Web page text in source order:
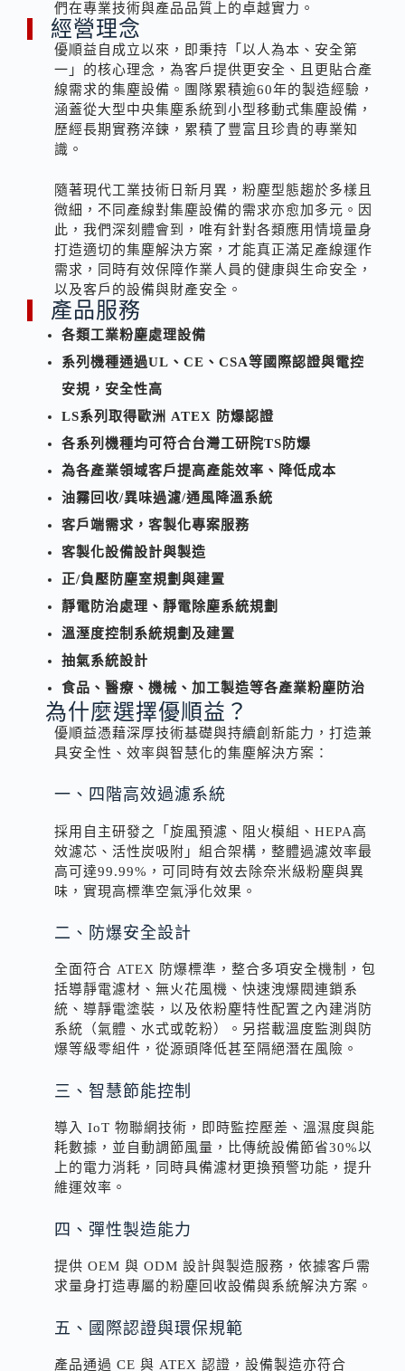
們在專業技術與產品品質上的卓越實力。
經營理念
優順益自成立以來，即秉持「以人為本、安全第
一」的核心理念，為客戶提供更安全、且更貼合產
線需求的集塵設備。團隊累積逾60年的製造經驗，
涵蓋從大型中央集塵系統到小型移動式集塵設備，
歷經長期實務淬鍊，累積了豐富且珍貴的專業知
識。
隨著現代工業技術日新月異，粉塵型態趨於多樣且
微細，不同產線對集塵設備的需求亦愈加多元。因
此，我們深刻體會到，唯有針對各類應用情境量身
打造適切的集塵解決方案，才能真正滿足產線運作
需求，同時有效保障作業人員的健康與生命安全，
以及客戶的設備與財產安全。
產品服務
各類工業粉塵處理設備
系列機種通過UL、CE、CSA等國際認證與電控
安規，安全性高
LS系列取得歐洲 ATEX 防爆認證
各系列機種均可符合台灣工研院TS防爆
為各產業領域客戶提高產能效率、降低成本
油霧回收/異味過濾/通風降溫系統
客戶端需求，客製化專案服務
客製化設備設計與製造
正/負壓防塵室規劃與建置
靜電防治處理、靜電除塵系統規劃
溫溼度控制系統規劃及建置
抽氣系統設計
食品、醫療、機械、加工製造等各產業粉塵防治
為什麼選擇優順益？
優順益憑藉深厚技術基礎與持續創新能力，打造兼
具安全性、效率與智慧化的集塵解決方案：
一、四階高效過濾系統
採用自主研發之「旋風預濾、阻火模組、HEPA高
效濾芯、活性炭吸附」組合架構，整體過濾效率最
高可達99.99%，可同時有效去除奈米級粉塵與異
味，實現高標準空氣淨化效果。
二、防爆安全設計
全面符合 ATEX 防爆標準，整合多項安全機制，包
括導靜電濾材、無火花風機、快速洩爆閥連鎖系
統、導靜電塗裝，以及依粉塵特性配置之內建消防
系統（氣體、水式或乾粉）。另搭載溫度監測與防
爆等級零組件，從源頭降低甚至隔絕潛在風險。
三、智慧節能控制
導入 IoT 物聯網技術，即時監控壓差、溫濕度與能
耗數據，並自動調節風量，比傳統設備節省30%以
上的電力消耗，同時具備濾材更換預警功能，提升
維運效率。
四、彈性製造能力
提供 OEM 與 ODM 設計與製造服務，依據客戶需
求量身打造專屬的粉塵回收設備與系統解決方案。
五、國際認證與環保規範
產品通過 CE 與 ATEX 認證，設備製造亦符合